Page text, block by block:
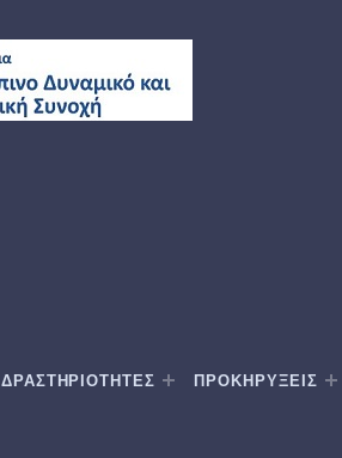
ΔΡΑΣΤΗΡΙΟΤΗΤΕΣ ΠΡΟΚΗΡΥΞΕΙΣ